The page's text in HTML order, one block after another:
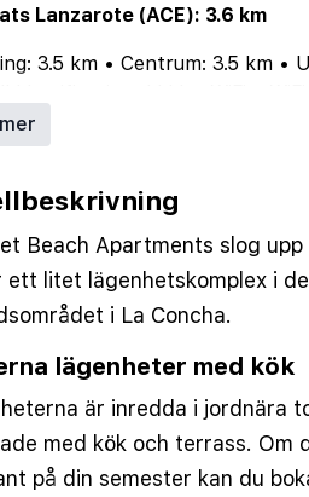
Lanzarote (ACE): 3.6 km
3.5 km • Centrum: 3.5 km •
rummen/lägenheterna utan kostnad
trafik
Beach Apartments slog
ett litet lägenhetskomplex i
i La Concha.
lägenheter med kök
är inredda i jordnära
med kök och terrass. Om
på din semester kan du